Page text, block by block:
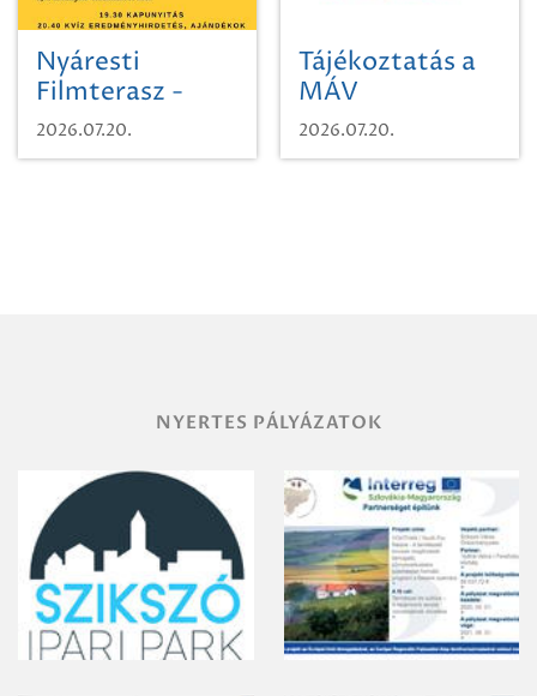
Nyáresti
Filmterasz -
Beugró a
Paradicsomba
2026.07.20.
Tájékoztatás a
MÁV
Pályaműködtetési
Zrt. Területi
2026.07.20.
NYERTES PÁLYÁZATOK